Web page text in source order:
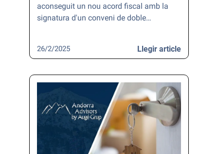
aconseguit un nou acord fiscal amb la
signatura d'un conveni de doble…
Llegir article
26/2/2025